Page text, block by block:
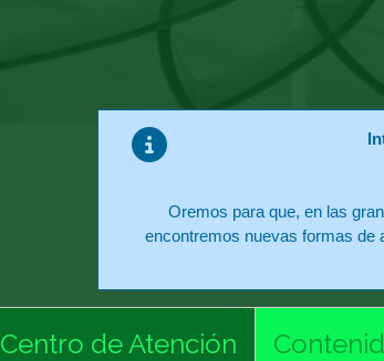
Oremos para que, en las
encontremos nuevas formas de
Centro de Atención